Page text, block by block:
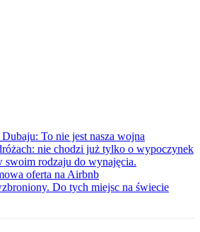
To nie jest nasza wojna
nie chodzi już tylko o wypoczynek
swoim rodzaju do wynajęcia.
oferta na Airbnb
Do tych miejsc na świecie